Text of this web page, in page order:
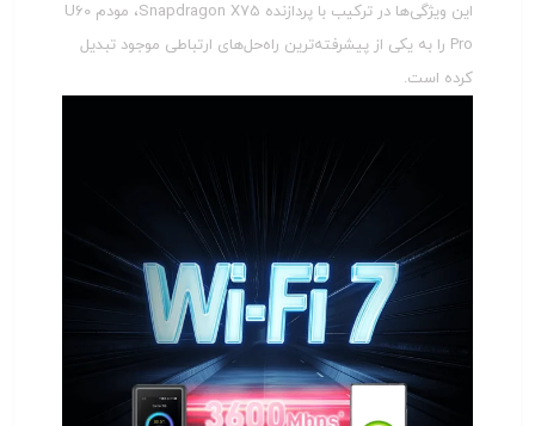
این ویژگی‌ها در ترکیب با پردازنده Snapdragon X75، مودم U60
Pro را به یکی از پیشرفته‌ترین راه‌حل‌های ارتباطی موجود تبدیل
کرده است.